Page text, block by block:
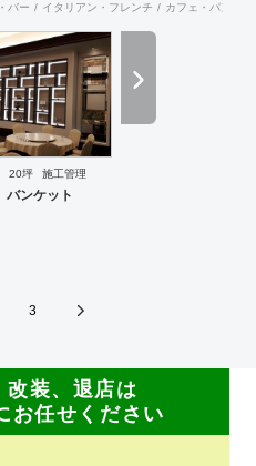
バー イタリアン・フレンチ カフェ・パン・ケ
20坪 施工管理
ンケット
3
改装、退店は
お任せください